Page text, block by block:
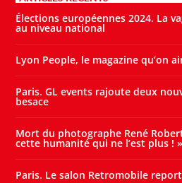
Élections européennes 2024. La
au niveau national
Lyon People, le magazine qu’on
Paris. GL events rajoute deux
besace
Mort du photographe René
cette humanité qui ne l’est plus ! »
Paris. Le salon Retromobile